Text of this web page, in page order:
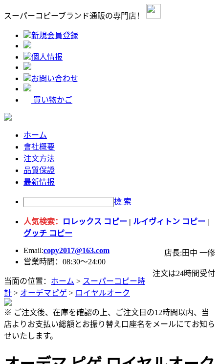
スーパーコピーブランド通販の専門店！
新規会員登録
個人情报
お問い合わせ
買い物かご
ホーム
會社概要
注文方法
品質保證
最新情报
檢 索
人気検索： ロレックス コピー | ルイヴィトン コピー |
グッチ コピー
Email:copy2017@163.com
店長:田中 一修
営業時間：08:30～24:00
注文は24時間受付
当面の位置： ホーム > スーパーコピー時
計 > オーデマピゲ > ロイヤルオーク
※ ご注文後、在庫を確認の上、ご注文日の12時間以内、当
店よりお支払い総額とお振り替え口座名をメールにてお知ら
せいたします。